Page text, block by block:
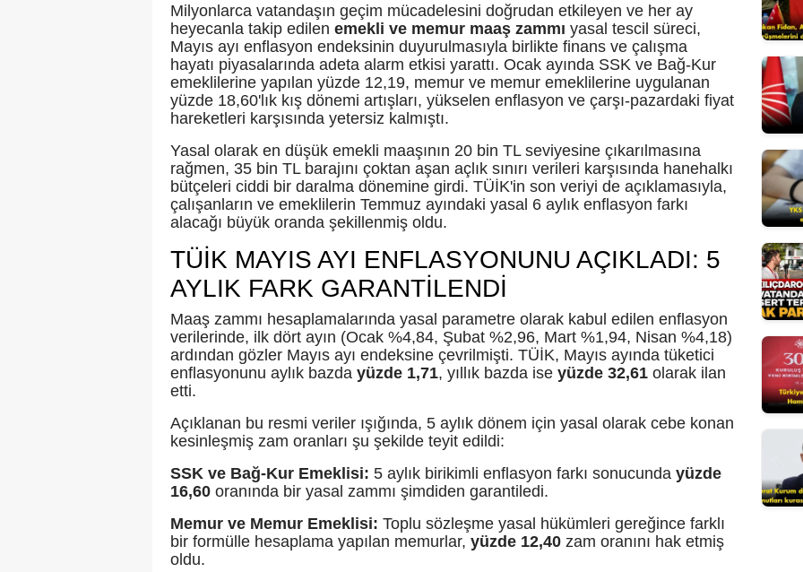
Giresun
Gümüşhane
Hakkari
Isparta
Mersin
Kastamonu
Kayseri
Kırklareli
Kocaeli
Konya
Milyonlarca vatandaşın geçim mücadelesini doğrudan etkileyen ve her ay
heyecanla takip edilen emekli ve memur maaş zammı yasal tescil süreci,
Mayıs ayı enflasyon endeksinin duyurulmasıyla birlikte finans ve çalışma
hayatı piyasalarında adeta alarm etkisi yarattı. Ocak ayında SSK ve Bağ-Kur
emeklilerine yapılan yüzde 12,19, memur ve memur emeklilerine uygulanan
yüzde 18,60'lık kış dönemi artışları, yükselen enflasyon ve çarşı-pazardaki fiyat
hareketleri karşısında yetersiz kalmıştı.
Yasal olarak en düşük emekli maaşının 20 bin TL seviyesine çıkarılmasına
rağmen, 35 bin TL barajını çoktan aşan açlık sınırı verileri karşısında hanehalkı
bütçeleri ciddi bir daralma dönemine girdi. TÜİK'in son veriyi de açıklamasıyla,
çalışanların ve emeklilerin Temmuz ayındaki yasal 6 aylık enflasyon farkı
alacağı büyük oranda şekillenmiş oldu.
TÜİK MAYIS AYI ENFLASYONUNU AÇIKLADI: 5
AYLIK FARK GARANTİLENDİ
Maaş zammı hesaplamalarında yasal parametre olarak kabul edilen enflasyon
verilerinde, ilk dört ayın (Ocak %4,84, Şubat %2,96, Mart %1,94, Nisan %4,18)
ardından gözler Mayıs ayı endeksine çevrilmişti. TÜİK, Mayıs ayında tüketici
enflasyonunu aylık bazda yüzde 1,71, yıllık bazda ise yüzde 32,61 olarak ilan
etti.
Açıklanan bu resmi veriler ışığında, 5 aylık dönem için yasal olarak cebe konan
kesinleşmiş zam oranları şu şekilde teyit edildi:
SSK ve Bağ-Kur Emeklisi: 5 aylık birikimli enflasyon farkı sonucunda yüzde
16,60 oranında bir yasal zammı şimdiden garantiledi.
Memur ve Memur Emeklisi: Toplu sözleşme yasal hükümleri gereğince farklı
bir formülle hesaplama yapılan memurlar, yüzde 12,40 zam oranını hak etmiş
oldu.